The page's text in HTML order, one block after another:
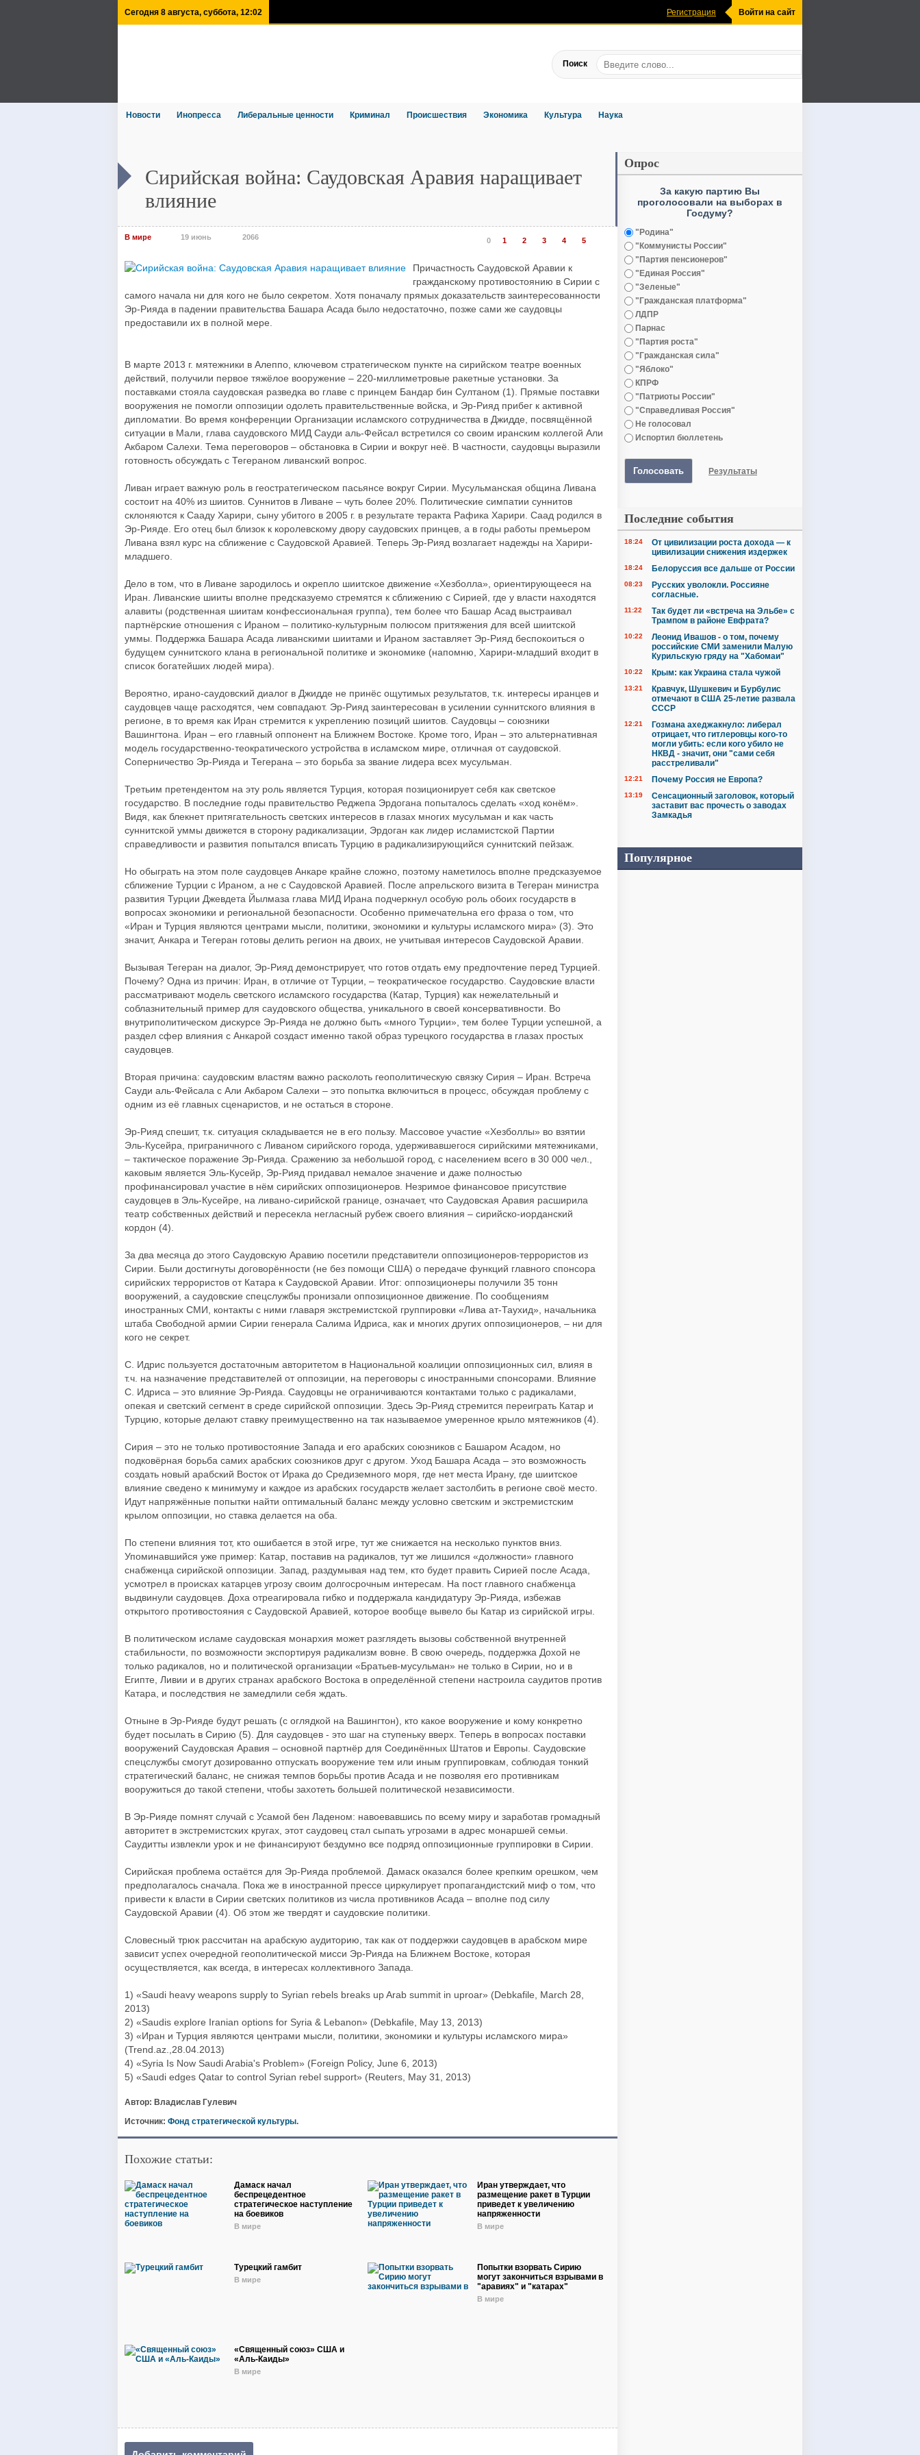
Сегодня 8 августа, суббота, 12:02 Регистрация Войти на сайт
Поиск
Новости Инопресса Либеральные ценности Криминал Происшествия Экономика Культура Наука
Сирийская война: Саудовская Аравия наращивает
влияние
В мире 19 июнь 2066 0 1 2 3 4 5
Причастность Саудовской Аравии к
гражданскому противостоянию в Сирии с
самого начала ни для кого не было секретом. Хотя поначалу прямых доказательств заинтересованности
Эр-Рияда в падении правительства Башара Асада было недостаточно, позже сами же саудовцы
предоставили их в полной мере.
В марте 2013 г. мятежники в Алеппо, ключевом стратегическом пункте на сирийском театре военных
действий, получили первое тяжёлое вооружение – 220-миллиметровые ракетные установки. За
поставками стояла саудовская разведка во главе с принцем Бандар бин Султаном (1). Прямые поставки
вооружения не помогли оппозиции одолеть правительственные войска, и Эр-Рияд прибег к активной
дипломатии. Во время конференции Организации исламского сотрудничества в Джидде, посвящённой
ситуации в Мали, глава саудовского МИД Сауди аль-Фейсал встретился со своим иранским коллегой Али
Акбаром Салехи. Тема переговоров – обстановка в Сирии и вокруг неё. В частности, саудовцы выразили
готовность обсуждать с Тегераном ливанский вопрос.
Ливан играет важную роль в геостратегическом пасьянсе вокруг Сирии. Мусульманская община Ливана
состоит на 40% из шиитов. Суннитов в Ливане – чуть более 20%. Политические симпатии суннитов
склоняются к Сааду Харири, сыну убитого в 2005 г. в результате теракта Рафика Харири. Саад родился в
Эр-Рияде. Его отец был близок к королевскому двору саудовских принцев, а в годы работы премьером
Ливана взял курс на сближение с Саудовской Аравией. Теперь Эр-Рияд возлагает надежды на Харири-
младшего.
Дело в том, что в Ливане зародилось и окрепло шиитское движение «Хезболла», ориентирующееся на
Иран. Ливанские шииты вполне предсказуемо стремятся к сближению с Сирией, где у власти находятся
алавиты (родственная шиитам конфессиональная группа), тем более что Башар Асад выстраивал
партнёрские отношения с Ираном – политико-культурным полюсом притяжения для всей шиитской
уммы. Поддержка Башара Асада ливанскими шиитами и Ираном заставляет Эр-Рияд беспокоиться о
будущем суннитского клана в региональной политике и экономике (напомню, Харири-младший входит в
список богатейших людей мира).
Вероятно, ирано-саудовский диалог в Джидде не принёс ощутимых результатов, т.к. интересы иранцев и
саудовцев чаще расходятся, чем совпадают. Эр-Рияд заинтересован в усилении суннитского влияния в
регионе, в то время как Иран стремится к укреплению позиций шиитов. Саудовцы – союзники
Вашингтона. Иран – его главный оппонент на Ближнем Востоке. Кроме того, Иран – это альтернативная
модель государственно-теократического устройства в исламском мире, отличная от саудовской.
Соперничество Эр-Рияда и Тегерана – это борьба за звание лидера всех мусульман.
Третьим претендентом на эту роль является Турция, которая позиционирует себя как светское
государство. В последние годы правительство Реджепа Эрдогана попыталось сделать «ход конём».
Видя, как блекнет притягательность светских интересов в глазах многих мусульман и как часть
суннитской уммы движется в сторону радикализации, Эрдоган как лидер исламистской Партии
справедливости и развития попытался вписать Турцию в радикализирующийся суннитский пейзаж.
Но обыграть на этом поле саудовцев Анкаре крайне сложно, поэтому наметилось вполне предсказуемое
сближение Турции с Ираном, а не с Саудовской Аравией. После апрельского визита в Тегеран министра
развития Турции Джевдета Йылмаза глава МИД Ирана подчеркнул особую роль обоих государств в
вопросах экономики и региональной безопасности. Особенно примечательна его фраза о том, что
«Иран и Турция являются центрами мысли, политики, экономики и культуры исламского мира» (3). Это
значит, Анкара и Тегеран готовы делить регион на двоих, не учитывая интересов Саудовской Аравии.
Вызывая Тегеран на диалог, Эр-Рияд демонстрирует, что готов отдать ему предпочтение перед Турцией.
Почему? Одна из причин: Иран, в отличие от Турции, – теократическое государство. Саудовские власти
рассматривают модель светского исламского государства (Катар, Турция) как нежелательный и
соблазнительный пример для саудовского общества, уникального в своей консервативности. Во
внутриполитическом дискурсе Эр-Рияда не должно быть «много Турции», тем более Турции успешной, а
раздел сфер влияния с Анкарой создаст именно такой образ турецкого государства в глазах простых
саудовцев.
Вторая причина: саудовским властям важно расколоть геополитическую связку Сирия – Иран. Встреча
Сауди аль-Фейсала с Али Акбаром Салехи – это попытка включиться в процесс, обсуждая проблему с
одним из её главных сценаристов, и не остаться в стороне.
Эр-Рияд спешит, т.к. ситуация складывается не в его пользу. Массовое участие «Хезболлы» во взятии
Эль-Кусейра, приграничного с Ливаном сирийского города, удерживавшегося сирийскими мятежниками,
– тактическое поражение Эр-Рияда. Сражению за небольшой город, с населением всего в 30 000 чел.,
каковым является Эль-Кусейр, Эр-Рияд придавал немалое значение и даже полностью
профинансировал участие в нём сирийских оппозиционеров. Незримое финансовое присутствие
саудовцев в Эль-Кусейре, на ливано-сирийской границе, означает, что Саудовская Аравия расширила
театр собственных действий и пересекла негласный рубеж своего влияния – сирийско-иорданский
кордон (4).
За два месяца до этого Саудовскую Аравию посетили представители оппозиционеров-террористов из
Сирии. Были достигнуты договорённости (не без помощи США) о передаче функций главного спонсора
сирийских террористов от Катара к Саудовской Аравии. Итог: оппозиционеры получили 35 тонн
вооружений, а саудовские спецслужбы пронизали оппозиционное движение. По сообщениям
иностранных СМИ, контакты с ними главаря экстремистской группировки «Лива ат-Таухид», начальника
штаба Свободной армии Сирии генерала Салима Идриса, как и многих других оппозиционеров, – ни для
кого не секрет.
С. Идрис пользуется достаточным авторитетом в Национальной коалиции оппозиционных сил, влияя в
т.ч. на назначение представителей от оппозиции, на переговоры с иностранными спонсорами. Влияние
С. Идриса – это влияние Эр-Рияда. Саудовцы не ограничиваются контактами только с радикалами,
опекая и светский сегмент в среде сирийской оппозиции. Здесь Эр-Рияд стремится переиграть Катар и
Турцию, которые делают ставку преимущественно на так называемое умеренное крыло мятежников (4).
Сирия – это не только противостояние Запада и его арабских союзников с Башаром Асадом, но
подковёрная борьба самих арабских союзников друг с другом. Уход Башара Асада – это возможность
создать новый арабский Восток от Ирака до Средиземного моря, где нет места Ирану, где шиитское
влияние сведено к минимуму и каждое из арабских государств желает застолбить в регионе своё место.
Идут напряжённые попытки найти оптимальный баланс между условно светским и экстремистским
крылом оппозиции, но ставка делается на оба.
По степени влияния тот, кто ошибается в этой игре, тут же снижается на несколько пунктов вниз.
Упоминавшийся уже пример: Катар, поставив на радикалов, тут же лишился «должности» главного
снабженца сирийской оппозиции. Запад, раздумывая над тем, кто будет править Сирией после Асада,
усмотрел в происках катарцев угрозу своим долгосрочным интересам. На пост главного снабженца
выдвинули саудовцев. Доха отреагировала гибко и поддержала кандидатуру Эр-Рияда, избежав
открытого противостояния с Саудовской Аравией, которое вообще вывело бы Катар из сирийской игры.
В политическом исламе саудовская монархия может разглядеть вызовы собственной внутренней
стабильности, по возможности экспортируя радикализм вовне. В свою очередь, поддержка Дохой не
только радикалов, но и политической организации «Братьев-мусульман» не только в Сирии, но и в
Египте, Ливии и в других странах арабского Востока в определённой степени настроила саудитов против
Катара, и последствия не замедлили себя ждать.
Отныне в Эр-Рияде будут решать (с оглядкой на Вашингтон), кто какое вооружение и кому конкретно
будет посылать в Сирию (5). Для саудовцев - это шаг на ступеньку вверх. Теперь в вопросах поставки
вооружений Саудовская Аравия – основной партнёр для Соединённых Штатов и Европы. Саудовские
спецслужбы смогут дозированно отпускать вооружение тем или иным группировкам, соблюдая тонкий
стратегический баланс, не снижая темпов борьбы против Асада и не позволяя его противникам
вооружиться до такой степени, чтобы захотеть большей политической независимости.
В Эр-Рияде помнят случай с Усамой бен Ладеном: навоевавшись по всему миру и заработав громадный
авторитет в экстремистских кругах, этот саудовец стал сыпать угрозами в адрес монаршей семьи.
Саудитты извлекли урок и не финансируют бездумно все подряд оппозиционные группировки в Сирии.
Сирийская проблема остаётся для Эр-Рияда проблемой. Дамаск оказался более крепким орешком, чем
предполагалось сначала. Пока же в иностранной прессе циркулирует пропагандистский миф о том, что
привести к власти в Сирии светских политиков из числа противников Асада – вполне под силу
Саудовской Аравии (4). Об этом же твердят и саудовские политики.
Словесный трюк рассчитан на арабскую аудиторию, так как от поддержки саудовцев в арабском мире
зависит успех очередной геополитической мисси Эр-Рияда на Ближнем Востоке, которая
осуществляется, как всегда, в интересах коллективного Запада.
1) «Saudi heavy weapons supply to Syrian rebels breaks up Arab summit in uproar» (Debkafile, March 28,
2013)
2) «Saudis explore Iranian options for Syria & Lebanon» (Debkafile, May 13, 2013)
3) «Иран и Турция являются центрами мысли, политики, экономики и культуры исламского мира»
(Trend.az.,28.04.2013)
4) «Syria Is Now Saudi Arabia's Problem» (Foreign Policy, June 6, 2013)
5) «Saudi edges Qatar to control Syrian rebel support» (Reuters, May 31, 2013)
Автор: Владислав Гулевич
Источник: Фонд стратегической культуры.
Похожие статьи:
Дамаск начал
беспрецедентное
стратегическое наступление
на боевиков
В мире
Иран утверждает, что
размещение ракет в Турции
приведет к увеличению
напряженности
В мире
Турецкий гамбит
В мире
Попытки взорвать Сирию
могут закончиться взрывами в
"аравиях" и "катарах"
В мире
«Священный союз» США и
«Аль-Каиды»
В мире
Опрос
За какую партию Вы
проголосовали на выборах в
Госдуму?
"Родина"
"Коммунисты России"
"Партия пенсионеров"
"Единая Россия"
"Зеленые"
"Гражданская платформа"
ЛДПР
Парнас
"Партия роста"
"Гражданская сила"
"Яблоко"
КПРФ
"Патриоты России"
"Справедливая Россия"
Не голосовал
Испортил бюллетень
Голосовать Результаты
Последние события
18:24
От цивилизации роста дохода — к
цивилизации снижения издержек
18:24 Белоруссия все дальше от России
08:23
Русских уволокли. Россияне
согласные.
11:22
Так будет ли «встреча на Эльбе» с
Трампом в районе Евфрата?
10:22
Леонид Ивашов - о том, почему
российские СМИ заменили Малую
Курильскую гряду на "Хабомаи"
10:22 Крым: как Украина стала чужой
13:21
Кравчук, Шушкевич и Бурбулис
отмечают в США 25-летие развала
СССР
12:21
Гозмана ахеджакнуло: либерал
отрицает, что гитлеровцы кого-то
могли убить: если кого убило не
НКВД - значит, они "сами себя
расстреливали"
12:21 Почему Россия не Европа?
13:19
Сенсационный заголовок, который
заставит вас прочесть о заводах
Замкадья
Популярное